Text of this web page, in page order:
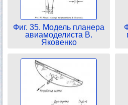
Фиг. 35. Модель планера
авиамоделиста В.
Яковенко